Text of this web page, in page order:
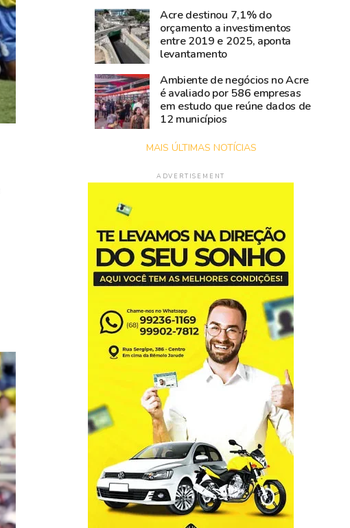
Acre destinou 7,1% do
orçamento a investimentos
entre 2019 e 2025, aponta
levantamento
Ambiente de negócios no Acre
é avaliado por 586 empresas
em estudo que reúne dados de
12 municípios
MAIS ÚLTIMAS NOTÍCIAS
ADVERTISEMENT